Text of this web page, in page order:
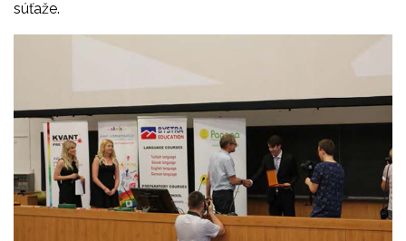
súťaže.